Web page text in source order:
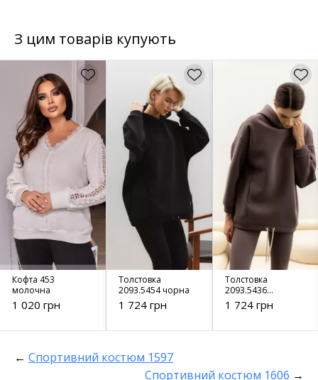
З цим товарів купують
Кофта 453
молочна
1 020 грн
Толстовка
2093.5454 чорна
1 724 грн
Толстовка
2093.5436
сливовий
1 724 грн
← Спортивний костюм 1597
Спортивний костюм 1606 →